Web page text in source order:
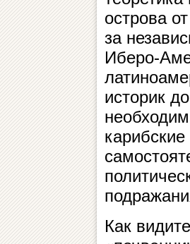
острова
за
Иберо-
историк
Как